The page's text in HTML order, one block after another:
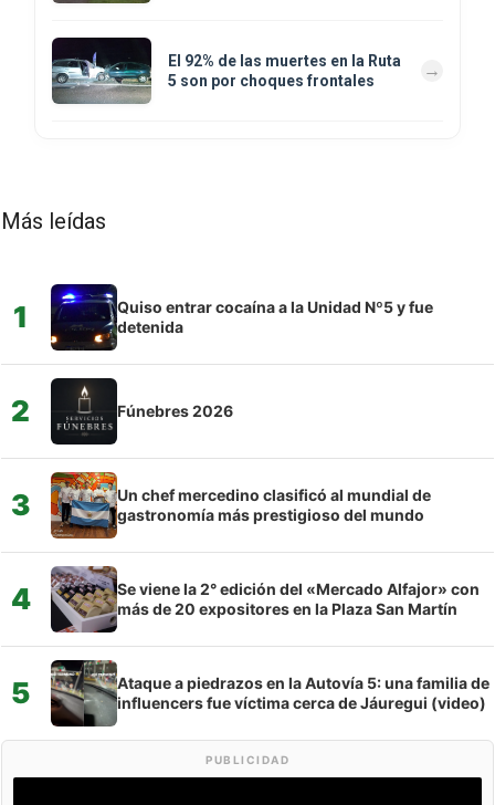
El 92% de las muertes en la Ruta
5 son por choques frontales
Más leídas
1
Quiso entrar cocaína a la Unidad Nº5 y fue
detenida
2 Fúnebres 2026
3
Un chef mercedino clasificó al mundial de
gastronomía más prestigioso del mundo
4
Se viene la 2° edición del «Mercado Alfajor» con
más de 20 expositores en la Plaza San Martín
5
Ataque a piedrazos en la Autovía 5: una familia de
influencers fue víctima cerca de Jáuregui (video)
PUBLICIDAD